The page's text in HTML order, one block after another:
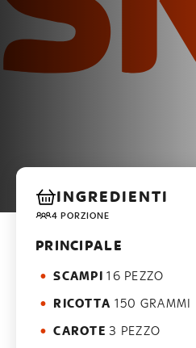
INGREDIENTI
4 PORZIONE
PRINCIPALE
SCAMPI 16 PEZZO
RICOTTA 150 GRAMMI
CAROTE 3 PEZZO